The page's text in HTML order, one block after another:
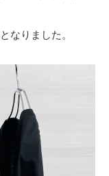
なりました。